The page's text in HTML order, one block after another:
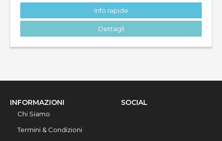
Info rapide
Dettagli
INFORMAZIONI
Chi Siamo
Termini & Condizioni
SOCIAL